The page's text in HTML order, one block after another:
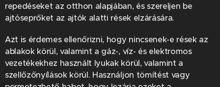
repedéseket az otthon alapjában, és szereljen be
ajtóseprőket az ajtók alatti rések elzárására.
Azt is érdemes ellenőrizni, hogy nincsenek-e rések az
ablakok körül, valamint a gáz-, víz- és elektromos
vezetékekhez használt lyukak körül, valamint a
szellőzőnyílások körül. Használjon tömítést vagy